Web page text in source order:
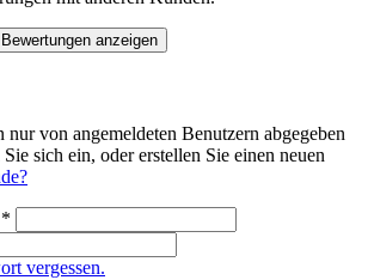
Bewertungen anzeigen
von angemeldeten Benutzern abgegeben
sich ein, oder erstellen Sie einen neuen
*
vergessen.